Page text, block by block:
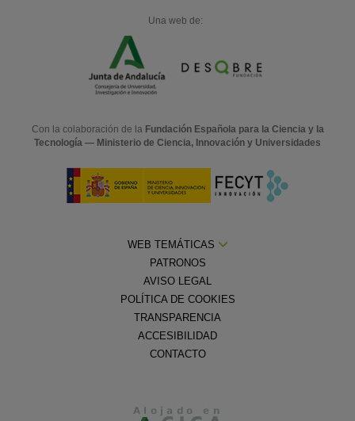
Una web de:
Con la colaboración de la Fundación Española para la Ciencia y la
Tecnología — Ministerio de Ciencia, Innovación y Universidades
WEB TEMÁTICAS
PATRONOS
AVISO LEGAL
POLÍTICA DE COOKIES
TRANSPARENCIA
ACCESIBILIDAD
CONTACTO